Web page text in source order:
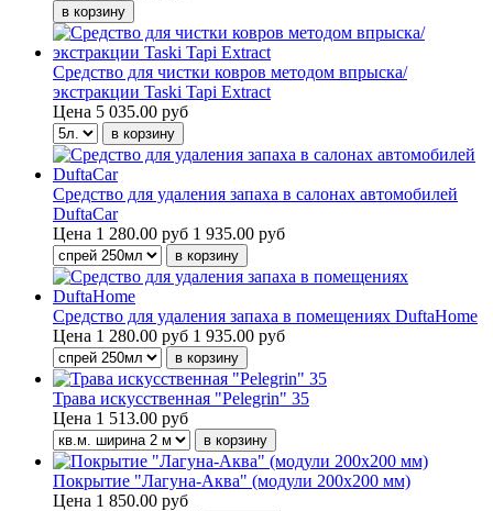
Средство для чистки ковров методом впрыска/
экстракции Taski Tapi Extract
Цена 5 035.00 руб
Средство для удаления запаха в салонах автомобилей
DuftaCar
Цена 1 280.00 руб 1 935.00 руб
Средство для удаления запаха в помещениях DuftaHome
Цена 1 280.00 руб 1 935.00 руб
Трава искусственная "Pelegrin" 35
Цена 1 513.00 руб
Покрытие "Лагуна-Аква" (модули 200х200 мм)
Цена 1 850.00 руб